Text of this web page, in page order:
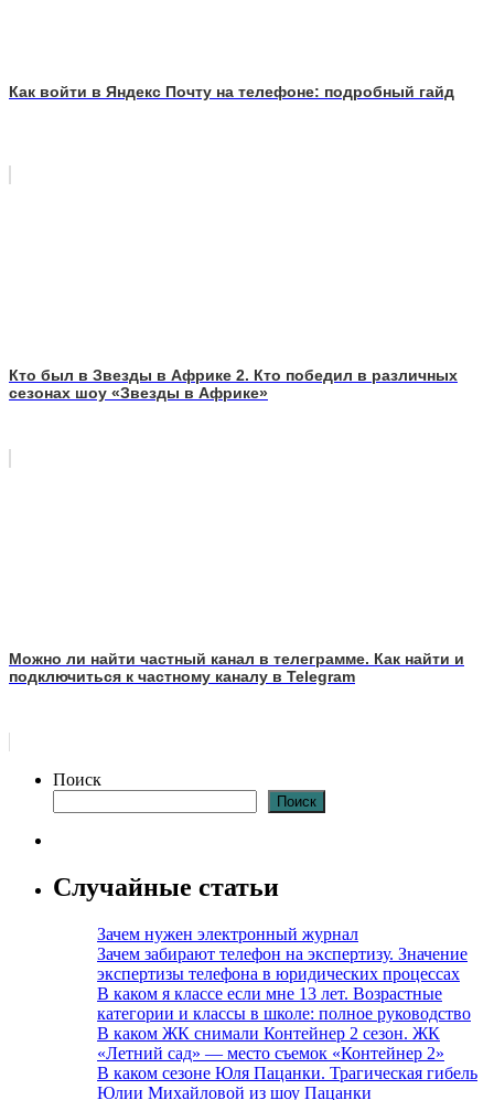
Как войти в Яндекс Почту на телефоне: подробный гайд
Кто был в Звезды в Африке 2. Кто победил в различных
сезонах шоу «Звезды в Африке»
Можно ли найти частный канал в телеграмме. Как найти и
подключиться к частному каналу в Telegram
Поиск
Поиск
Случайные статьи
Зачем нужен электронный журнал
Зачем забирают телефон на экспертизу. Значение
экспертизы телефона в юридических процессах
В каком я классе если мне 13 лет. Возрастные
категории и классы в школе: полное руководство
В каком ЖК снимали Контейнер 2 сезон. ЖК
«Летний сад» — место съемок «Контейнер 2»
В каком сезоне Юля Пацанки. Трагическая гибель
Юлии Михайловой из шоу Пацанки